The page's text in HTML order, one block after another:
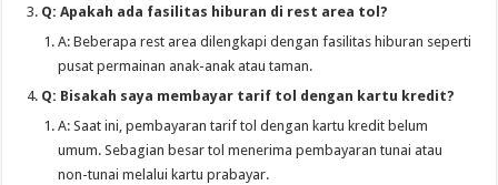
Q: Apakah ada fasilitas hiburan di rest area tol?
A: Beberapa rest area dilengkapi dengan fasilitas hiburan seperti
pusat permainan anak-anak atau taman.
Q: Bisakah saya membayar tarif tol dengan kartu kredit?
A: Saat ini, pembayaran tarif tol dengan kartu kredit belum
umum. Sebagian besar tol menerima pembayaran tunai atau
non-tunai melalui kartu prabayar.